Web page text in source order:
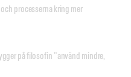
processerna kring mer
på filosofin ”använd mindre,